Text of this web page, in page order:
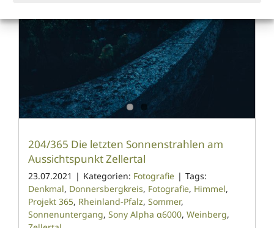
204/365 Die letzten Sonnenstrahlen am
Aussichtspunkt Zellertal
23.07.2021 | Kategorien: Fotografie | Tags:
Denkmal, Donnersbergkreis, Fotografie, Himmel,
Projekt 365, Rheinland-Pfalz, Sommer,
Sonnenuntergang, Sony Alpha α6000, Weinberg,